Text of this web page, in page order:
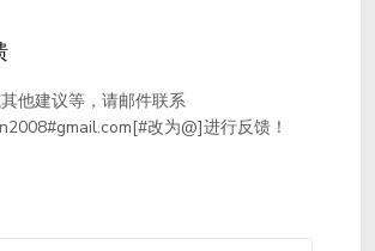
他建议等，请邮件联系
改为@]进行反馈！